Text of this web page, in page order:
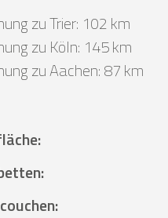
zu Trier: 102 km
zu Köln: 145 km
zu Aachen: 87 km
:
:
: